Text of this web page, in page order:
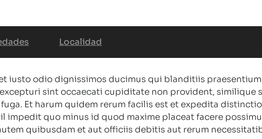
Localidad
iusto odio dignissimos ducimus qui blanditiis
sint occaecati cupiditate non provident,
Et harum quidem rerum facilis est et expedita
impedit quo minus id quod maxime placeat facere
quibusdam et aut officiis debitis aut rerum